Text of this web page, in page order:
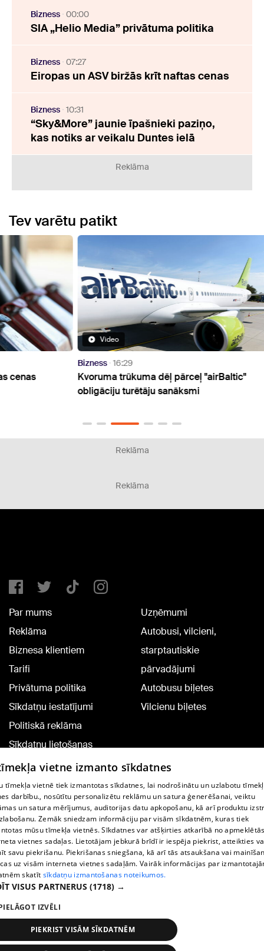
Bizness 00:00
SIA „Helio Media” privātuma politika
Bizness 07:27
Eiropas un ASV biržās krīt naftas cenas
Bizness 10:31
“Sky&More” jaunie īpašnieki paziņo,
kas notiks ar veikalu Duntes ielā
Reklāma
Tev varētu patikt
Video
16:29
Kvoruma trūkuma dēļ pārceļ "airBaltic"
obligāciju turētāju sanāksmi
No
Reklāma
Reklāma
Par mums
Reklāma
Biznesa klientiem
Tarifi
Privātuma politika
Sīkdatņu iestatījumi
Politiskā reklāma
Sīkdatņu lietošanas
noteikumi
Komentāru pievienošana
Uzņēmumi
Autobusi, vilcieni,
starptautiskie
pārvadājumi
Autobusu biļetes
Vilcienu biļetes
TV programma
Līguma noteikumi
360 Ziņu kontakti
Helio Media
Portāla palīdzības dienests: e-pasts -
All rights reserved.
vietne izmanto sīkdatnes
tīmekļa vietnē tiek izmantotas sīkdatnes, lai nodrošinātu un uzlabotu
darbību., nosūtītu personalizētu reklāmu un satura ģenerēšanai, veiktu
un satura mērījumus, auditorijas datu apkopošanu, kā arī produktu
Zemāk sniedzam informāciju par visām sīkdatnēm, kuras tiek
mūsu tīmekļa vietnēs. Sīkdatnes var atšķirties atkarībā no
vietnes sadaļas. Lietotājam jebkurā brīdī ir iespēja piekrist, atteikties
savu piekrišanu. Piekrišanas sniegšana, kā arī tās atsaukšana vai
uz visām interneta vietnes sadaļām. Vairāk informācijas par
skatīt sīkdatņu izmantošanas noteikumos.
VISUS PARTNERUS (1718) →
IZVĒLI
PIEKRIST VISĀM SĪKDATNĒM